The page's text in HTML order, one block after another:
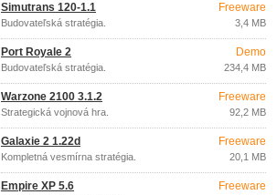
Simutrans 120-1.1
Budovateľská stratégia.
Freeware
3,4 MB
Port Royale 2
Budovateľská stratégia.
Demo
234,4 MB
Warzone 2100 3.1.2
Strategická vojnová hra.
Freeware
92,2 MB
Galaxie 2 1.22d
Kompletná vesmírna stratégia.
Freeware
20,1 MB
Empire XP 5.6 Freeware